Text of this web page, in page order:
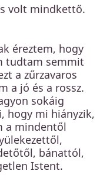
volt mindkettő.
éreztem, hogy
tudtam semmit
a zűrzavaros
a jó és a rossz.
sokáig
hogy mi hiányzik,
a mindentől
bánattól,
Istent.